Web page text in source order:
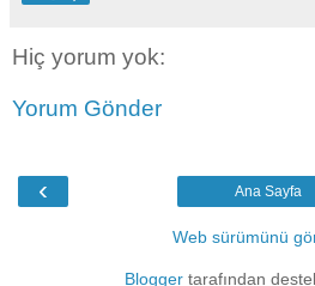
Hiç yorum yok:
Yorum Gönder
‹ Ana Sayfa
Web sürümünü
Bloggertarafından